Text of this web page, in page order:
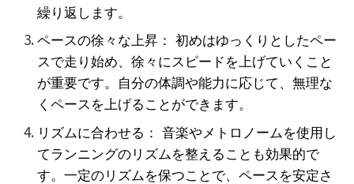
繰り返します。
ペースの徐々な上昇： 初めはゆっくりとしたペー
スで走り始め、徐々にスピードを上げていくこと
が重要です。自分の体調や能力に応じて、無理な
くペースを上げることができます。
リズムに合わせる： 音楽やメトロノームを使用し
てランニングのリズムを整えることも効果的で
す。一定のリズムを保つことで、ペースを安定さ